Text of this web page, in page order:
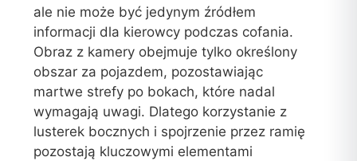
ale nie może być jedynym źródłem
informacji dla kierowcy podczas cofania.
Obraz z kamery obejmuje tylko określony
obszar za pojazdem, pozostawiając
martwe strefy po bokach, które nadal
wymagają uwagi. Dlatego korzystanie z
lusterek bocznych i spojrzenie przez ramię
pozostają kluczowymi elementami